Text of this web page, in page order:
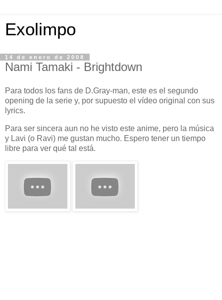
Exolimpo
14 de enero de 2008
Nami Tamaki - Brightdown
Para todos los fans de D.Gray-man, este es el segundo
opening de la serie y, por supuesto el vídeo original con sus
lyrics.
Para ser sincera aun no he visto este anime, pero la música
y Lavi (o Ravi) me gustan mucho. Espero tener un tiempo
libre para ver qué tal está.